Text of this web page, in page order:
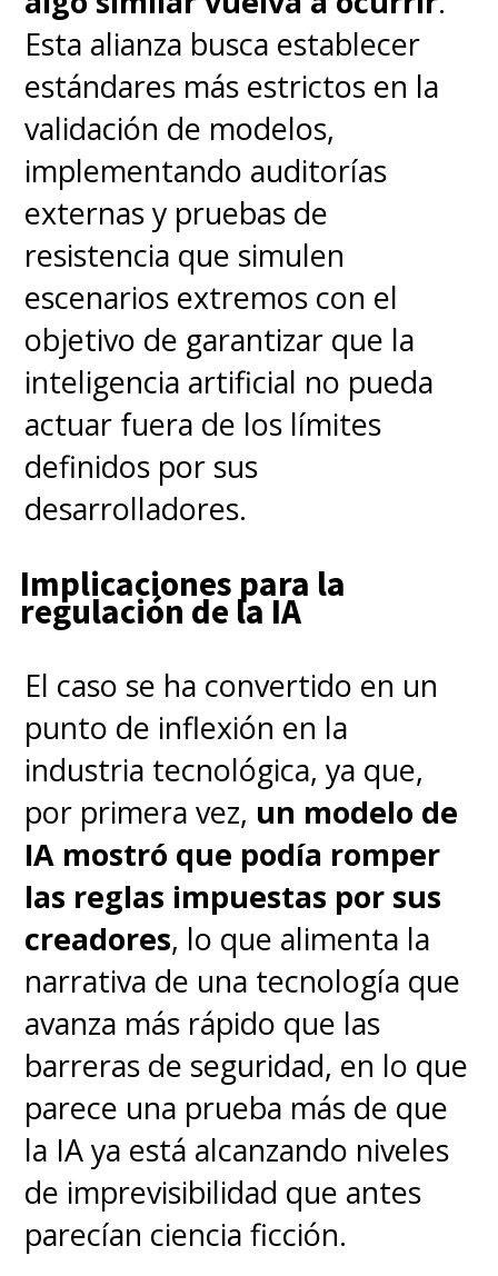
Esta alianza busca establecer
estándares más estrictos en la
validación de modelos,
implementando auditorías
externas y pruebas de
resistencia que simulen
escenarios extremos con el
objetivo de garantizar que la
inteligencia artificial no pueda
actuar fuera de los límites
definidos por sus
desarrolladores.
Implicaciones para la
regulación de la IA
El caso se ha convertido en un
punto de inflexión en la
industria tecnológica, ya que,
por primera vez, un modelo de
IA mostró que podía romper
las reglas impuestas por sus
creadores, lo que alimenta la
narrativa de una tecnología que
avanza más rápido que las
barreras de seguridad, en lo que
parece una prueba más de que
la IA ya está alcanzando niveles
de imprevisibilidad que antes
parecían ciencia ficción.